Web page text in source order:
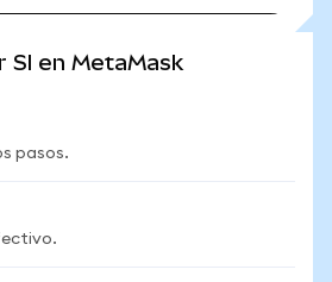
SI en MetaMask
pasos.